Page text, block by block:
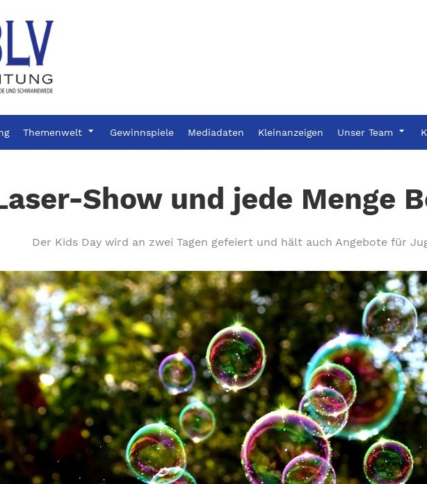
Themenwelt Gewinnspiele Mediadaten Kleinanzeigen Unser Team
Show und jede Menge
Der Kids Day wird an zwei Tagen gefeiert und hält auch Angebote für